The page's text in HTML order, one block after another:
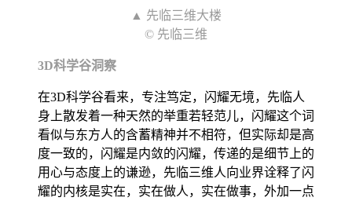
▲ 先临三维大楼
© 先临三维
3D科学谷洞察
在3D科学谷看来，专注笃定，闪耀无境，先临人
身上散发着一种天然的举重若轻范儿，闪耀这个词
看似与东方人的含蓄精神并不相符，但实际却是高
度一致的，闪耀是内敛的闪耀，传递的是细节上的
用心与态度上的谦逊，先临三维人向业界诠释了闪
耀的内核是实在，实在做人，实在做事，外加一点